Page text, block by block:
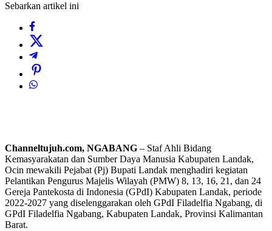
Sebarkan artikel ini
Channeltujuh.com, NGABANG – Staf Ahli Bidang
Kemasyarakatan dan Sumber Daya Manusia Kabupaten Landak,
Ocin mewakili Pejabat (Pj) Bupati Landak menghadiri kegiatan
Pelantikan Pengurus Majelis Wilayah (PMW) 8, 13, 16, 21, dan 24
Gereja Pantekosta di Indonesia (GPdI) Kabupaten Landak, periode
2022-2027 yang diselenggarakan oleh GPdI Filadelfia Ngabang, di
GPdI Filadelfia Ngabang, Kabupaten Landak, Provinsi Kalimantan
Barat.